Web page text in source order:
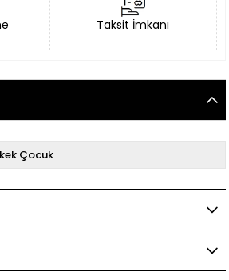
Taksit İmkanı
Çocuk